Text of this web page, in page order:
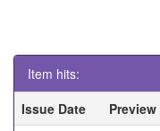
Item hits:
Issue Date
Preview